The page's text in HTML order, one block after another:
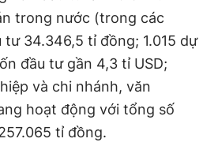
trong nước (trong các
tư 34.346,5 tỉ đồng; 1.015 dự
đầu tư gần 4,3 tỉ USD;
và chi nhánh, văn
hoạt động với tổng số
tỉ đồng.